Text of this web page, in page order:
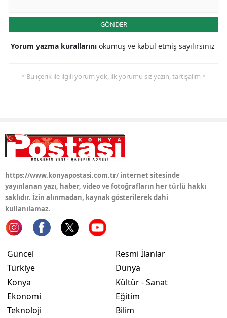
Şanlıurfa
Bayburt
Karaman
Şırnak
GÖNDER
Yorum yazma kurallarını okumuş ve kabul etmiş sayılırsınız
* Bu içerik ile ilgili yorum yok, ilk yorumu siz yazın, tartışalım *
https://www.konyapostasi.com.tr/ internet sitesinde
yayınlanan yazı, haber, video ve fotoğrafların her türlü hakkı
saklıdır. İzin alınmadan, kaynak gösterilerek dahi
kullanılamaz.
Güncel
Türkiye
Konya
Ekonomi
Teknoloji
Resmi İlanlar
Dünya
Kültür - Sanat
Eğitim
Bilim